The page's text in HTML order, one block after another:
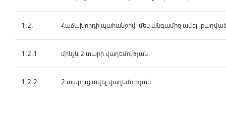
1.2. Հաճախորդի պահանջով մեկ անգամից ավել
1.2.1 մինչև 2 տարի վաղեմության
1.2.2 2 տարուց ավել վաղեմության